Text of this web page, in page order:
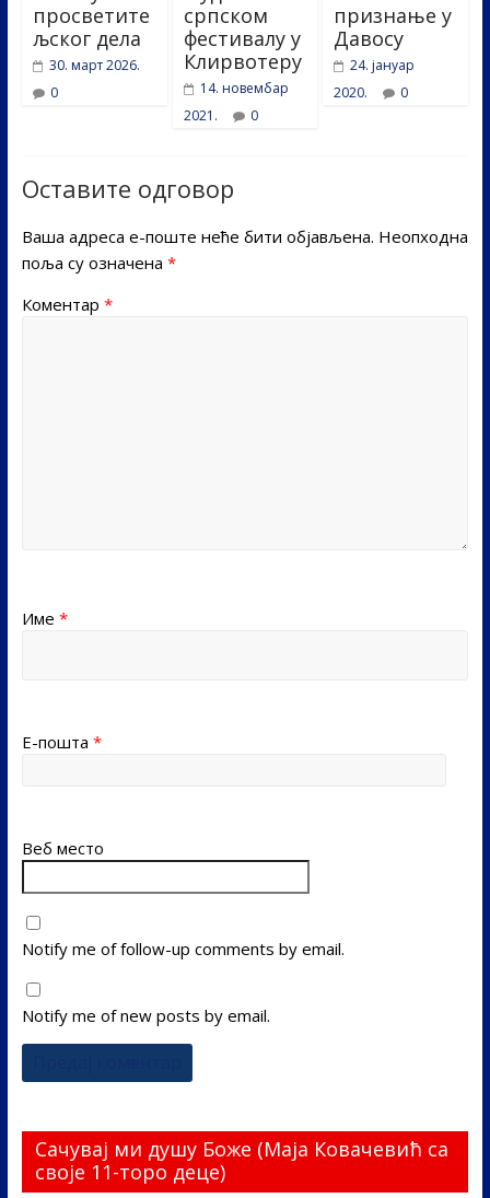
просветите
љског дела
30. март 2026.
0
српском
фестивалу у
Клирвотеру
14. новембар
2021.
0
признање у
Давосу
24. јануар
2020.
0
Оставите одговор
Ваша адреса е-поште неће бити објављена. Неопходна
поља су означена *
Коментар *
Име *
Е-пошта *
Веб место
Notify me of follow-up comments by email.
Notify me of new posts by email.
Сачувај ми душу Боже (Маја Ковачевић са
своје 11-торо деце)